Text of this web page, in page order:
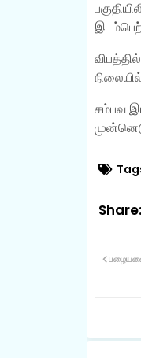
சம்பவ